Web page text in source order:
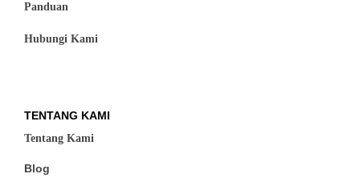
Panduan
Hubungi Kami
TENTANG KAMI
Tentang Kami
Blog